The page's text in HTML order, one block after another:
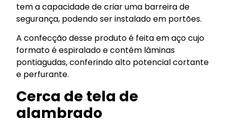
tem a capacidade de criar uma barreira de
segurança, podendo ser instalado em portões.
A confecção desse produto é feita em aço cujo
formato é espiralado e contém lâminas
pontiagudas, conferindo alto potencial cortante
e perfurante.
Cerca de tela de
alambrado